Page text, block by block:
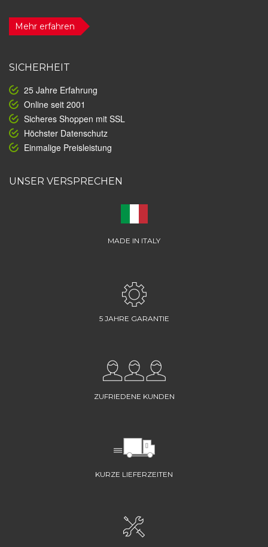
Mehr erfahren
SICHERHEIT
25 Jahre Erfahrung
Online seit 2001
Sicheres Shoppen mit SSL
Höchster Datenschutz
Einmalige Preisleistung
UNSER VERSPRECHEN
MADE IN ITALY
5 JAHRE GARANTIE
ZUFRIEDENE KUNDEN
KURZE LIEFERZEITEN